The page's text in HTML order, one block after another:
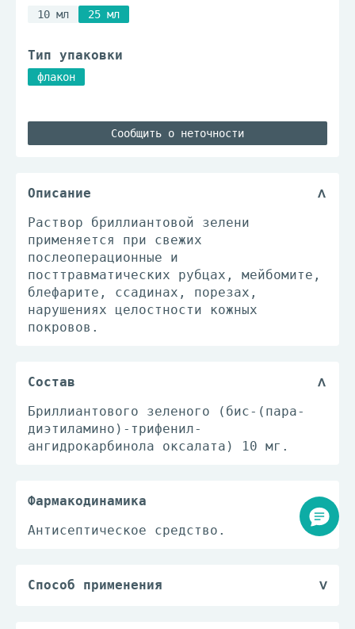
10 мл 25 мл
Тип упаковки
флакон
Сообщить о неточности
Описание
Раствор бриллиантовой зелени
применяется при свежих
послеоперационные и
посттравматических рубцах, мейбомите,
блефарите, ссадинах, порезах,
нарушениях целостности кожных
покровов.
Состав
Бриллиантового зеленого (бис-(пара-
диэтиламино)-трифенил-
ангидрокарбинола оксалата) 10 мг.
Фармакодинамика
Антисептическое средство.
Способ применения